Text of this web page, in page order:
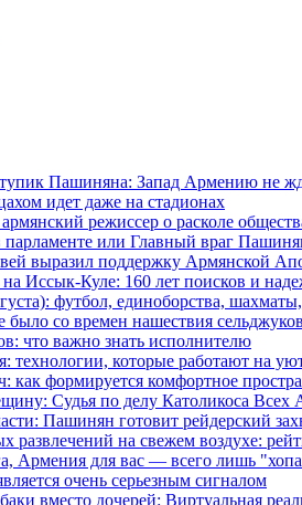
Пашиняна: Запад Армению не
идет даже на стадионах
режиссер о расколе
или Главный враг
выразил поддержку Армянской
Иссык-Куле: 160 лет поисков и
футбол, единоборства, шахматы,
со времен нашествия сельджуков
что важно знать исполнителю
технологии, которые работают на
как формируется комфортное
Судья по делу Католикоса Всех
Пашинян готовит рейдерский
развлечений на свежем воздухе:
Армения для вас — всего лишь
очень серьезным сигналом
вместо дочерей: Виртуальная